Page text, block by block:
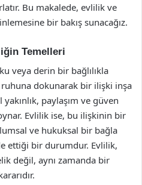
Bu makalede, evlilik ve
bir bakış sunacağız.
Temelleri
veya derin bir bağlılıkla
dokunarak bir ilişki inşa
paylaşım ve güven
Evlilik ise, bu ilişkinin bir
ve hukuksal bir bağla
ettiği bir durumdur. Evlilik,
değil, aynı zamanda bir